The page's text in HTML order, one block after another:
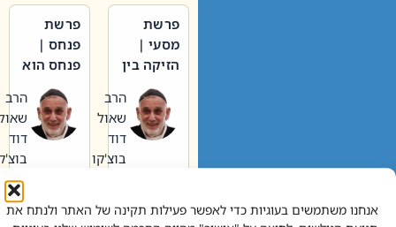
אנחנו משתמשים בעוגיות כדי לאפשר פעילות תקינה של האתר ולנתח את
פרשת
מסעי |
הזיקה בין
הגדול לעם הרב
שאול
דוד
בוצ'קו
לשמוע קול תורה – מדרש
פרשת
פנחס |
פנחס הוא
אליהו: בין
קנאות
הורסת
לקנאות
בונה
הרב
שאול
דוד
בוצ'קו
לשמוע קול